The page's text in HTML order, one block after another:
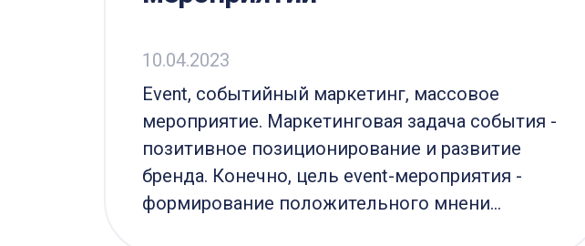
10.04.2023
Event, событийный маркетинг, массовое
мероприятие. Маркетинговая задача события -
позитивное позиционирование и развитие
бренда. Конечно, цель event-мероприятия -
формирование положительного мнени...